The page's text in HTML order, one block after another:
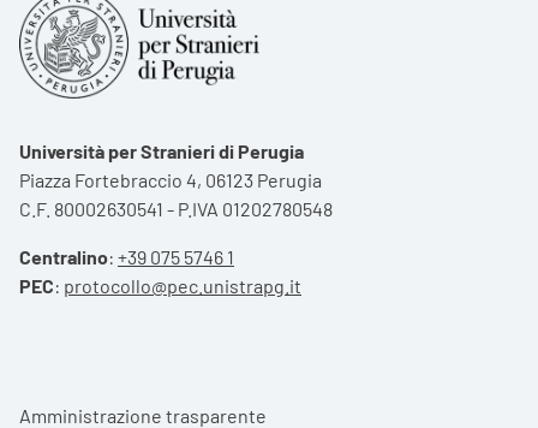
Università per Stranieri di Perugia
Piazza Fortebraccio 4, 06123 Perugia
C.F. 80002630541 - P.IVA 01202780548
Centralino: +39 075 5746 1
PEC: protocollo@pec.unistrapg.it
Footer menu
Amministrazione trasparente